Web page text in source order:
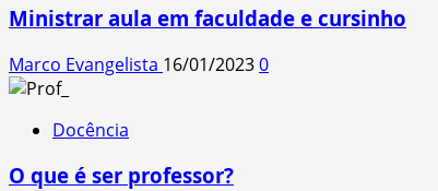
Ministrar aula em faculdade e cursinho
Marco Evangelista 16/01/20230
Docência
O que é ser professor?